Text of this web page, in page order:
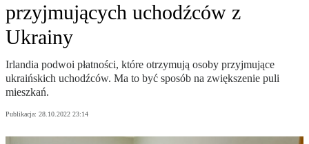
przyjmujących uchodźców z
Ukrainy
Irlandia podwoi płatności, które otrzymują osoby przyjmujące
ukraińskich uchodźców. Ma to być sposób na zwiększenie puli
mieszkań.
Publikacja: 28.10.2022 23:14